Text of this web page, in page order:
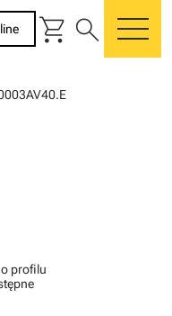
shopping_cart search
profilu